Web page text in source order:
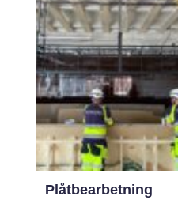
en naturlig utveckling i
ett jobb inom transport
och logistik. I Uddevalla
finns goda mö...
Plåtbearbetning